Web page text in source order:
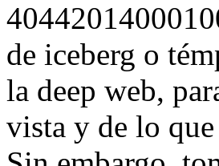
de iceberg o
la deep web,
vista y de lo